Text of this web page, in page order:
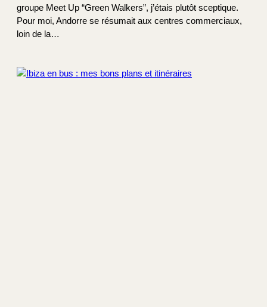
groupe Meet Up “Green Walkers”, j’étais plutôt sceptique.
Pour moi, Andorre se résumait aux centres commerciaux,
loin de la…